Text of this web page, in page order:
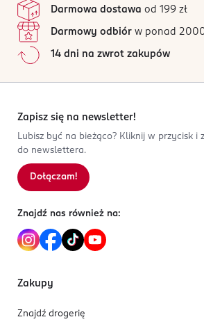
Darmowa dostawa od 199 zł
Darmowy odbiór w ponad
14 dni na zwrot zakupów
Zapisz się na newsletter!
Lubisz być na bieżąco? Kliknij w przycisk i
do newslettera.
Dołączam!
Znajdź nas również na:
Zakupy
Znajdź drogerię